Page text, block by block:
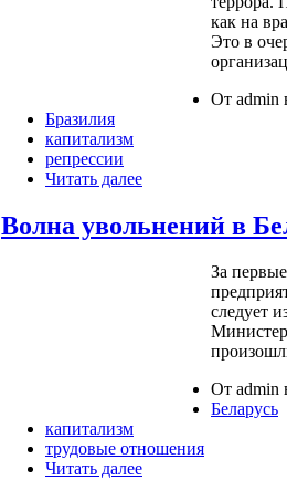
как на
Это в
От admin
Бразилия
капитализм
репрессии
Читать далее
Волна увольнений в
За
следует
От admin
Беларусь
капитализм
трудовые отношения
Читать далее